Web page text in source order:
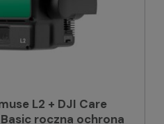
L2 + DJI Care
roczna ochrona